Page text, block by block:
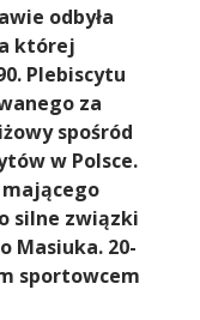
odbyła
której
Plebiscytu
za
spośród
w Polsce.
mającego
silne związki
Masiuka. 20-
sportowcem